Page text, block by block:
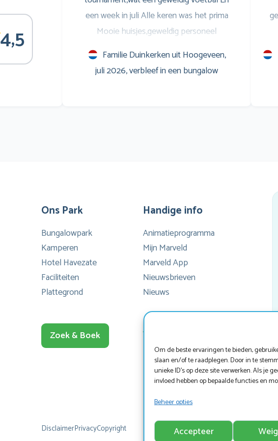
Om de beste ervaringen te bieden,
slaan en/of te raadplegen. Door in te
unieke ID's op deze site verwerken. Als je
invloed hebben op bepaalde functies en
Beheer opties
Accepteer
4,5
een week in juli Alle keren was het prima
Mooie huisjes,geweldig personeel
Entertainment voor de jongeren,is ook prima
Savonds op het terras leuke muziek,en
natuurlijk het WK voetbal op het scherm
Familie Duinkerken uit Hoogeveen,
juli 2026, verbleef in een bungalow
Ons Park
Bungalowpark
Kamperen
Hotel Havezate
Faciliteiten
Plattegrond
Handige info
Animatieprogramma
Mijn Marveld
Marveld App
Nieuwsbrieven
Nieuws
Zoek & Boek Werken bij Marveld?
DisclaimerPrivacyCopyright